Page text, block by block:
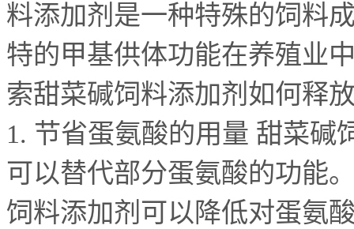
料添加剂是一种特殊的饲料
特的甲基供体功能在养殖业
索甜菜碱饲料添加剂如何释
1. 节省蛋氨酸的用量 甜菜碱
可以替代部分蛋氨酸的功能
饲料添加剂可以降低对蛋氨